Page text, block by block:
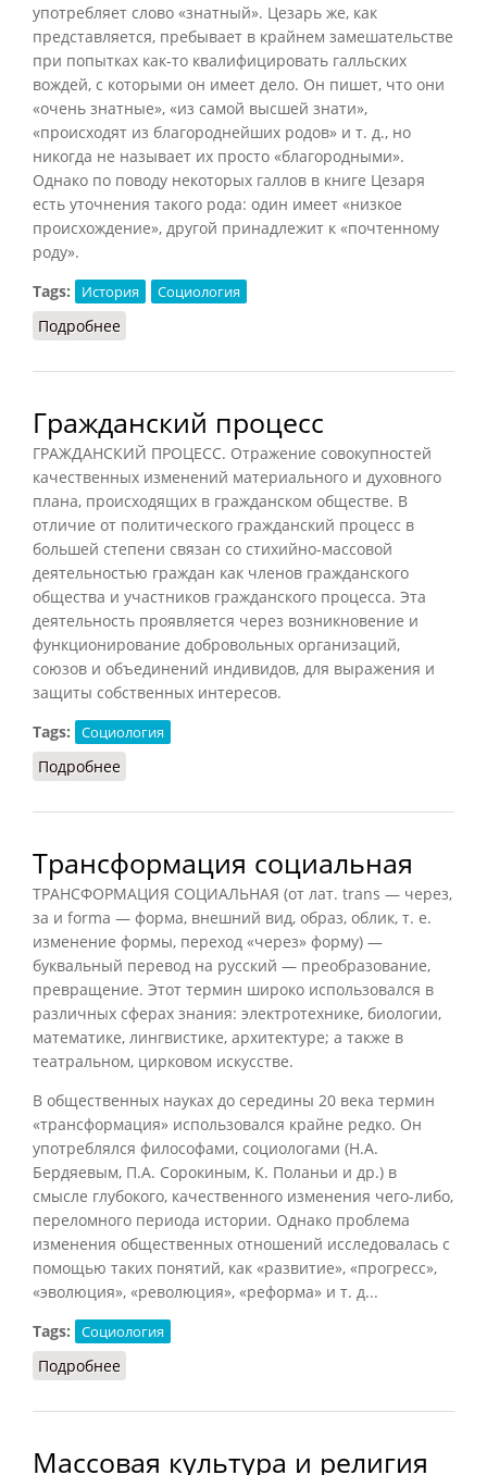
употребляет слово «знатный». Цезарь же, как
представляется, пребывает в крайнем замешательстве
при попытках как-то квалифицировать галльских
вождей, с которыми он имеет дело. Он пишет, что они
«очень знатные», «из самой высшей знати»,
«происходят из благороднейших родов» и т. д., но
никогда не называет их просто «благородными».
Однако по поводу некоторых галлов в книге Цезаря
есть уточнения такого рода: один имеет «низкое
происхождение», другой принадлежит к «почтенному
роду».
Tags:
История Социология
Подробнее
Гражданский процесс
ГРАЖДАНСКИЙ ПРОЦЕСС. Отражение совокупностей
качественных изменений материального и духовного
плана, происходящих в гражданском обществе. В
отличие от политического гражданский процесс в
большей степени связан со стихийно-массовой
деятельностью граждан как членов гражданского
общества и участников гражданского процесса. Эта
деятельность проявляется через возникновение и
функционирование добровольных организаций,
союзов и объединений индивидов, для выражения и
защиты собственных интересов.
Tags:
Социология
Подробнее
Трансформация социальная
ТРАНСФОРМАЦИЯ СОЦИАЛЬНАЯ (от лат. trans — через,
за и forma — форма, внешний вид, образ, облик, т. е.
изменение формы, переход «через» форму) —
буквальный перевод на русский — преобразование,
превращение. Этот термин широко использовался в
различных сферах знания: электротехнике, биологии,
математике, лингвистике, архитектуре; а также в
театральном, цирковом искусстве.
В общественных науках до середины 20 века термин
«трансформация» использовался крайне редко. Он
употреблялся философами, социологами (Н.А.
Бердяевым, П.А. Сорокиным, К. Поланьи и др.) в
смысле глубокого, качественного изменения чего-либо,
переломного периода истории. Однако проблема
изменения общественных отношений исследовалась с
помощью таких понятий, как «развитие», «прогресс»,
«эволюция», «революция», «реформа» и т. д...
Tags:
Социология
Подробнее
Массовая культура и религия